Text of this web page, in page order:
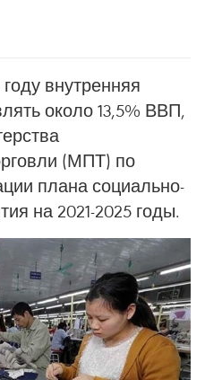
внутренняя
около 13,5% ВВП,
(МПТ) по
плана социально-
на 2021-2025 годы.